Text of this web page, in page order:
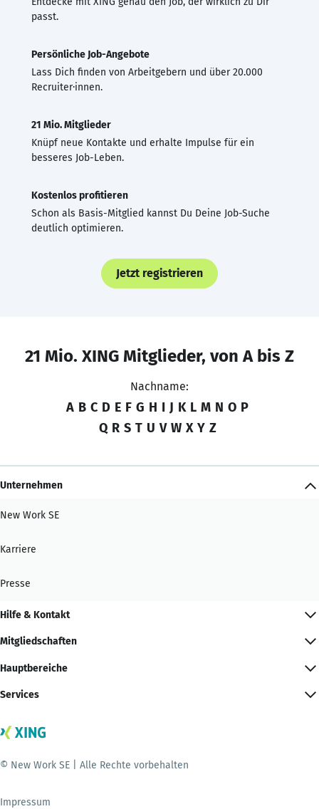
passt.
Persönliche Job-Angebote
Lass Dich finden von Arbeitgebern und über 20.000
Recruiter·innen.
21 Mio. Mitglieder
Knüpf neue Kontakte und erhalte Impulse für ein
besseres Job-Leben.
Kostenlos profitieren
Schon als Basis-Mitglied kannst Du Deine Job-Suche
deutlich optimieren.
Jetzt registrieren
21 Mio. XING Mitglieder, von A bis Z
Nachname:
A B C D E F G H I J K L M N O P
Q R S T U V W X Y Z
Unternehmen
New Work SE
Karriere
Presse
Hilfe & Kontakt
Mitgliedschaften
Hauptbereiche
Services
© New Work SE | Alle Rechte vorbehalten
Impressum